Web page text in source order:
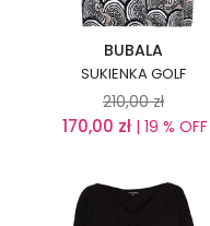
BUBALA
SUKIENKA GOLF
210,00 zł
170,00 zł | 19 % OFF